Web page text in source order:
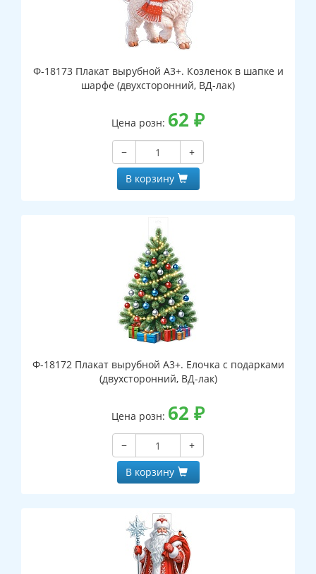
Ф-18173 Плакат вырубной А3+. Козленок в шапке и
шарфе (двухсторонний, ВД-лак)
Цена розн: 62 ₽
−
+
В корзину
Ф-18172 Плакат вырубной А3+. Елочка с подарками
(двухсторонний, ВД-лак)
Цена розн: 62 ₽
−
+
В корзину